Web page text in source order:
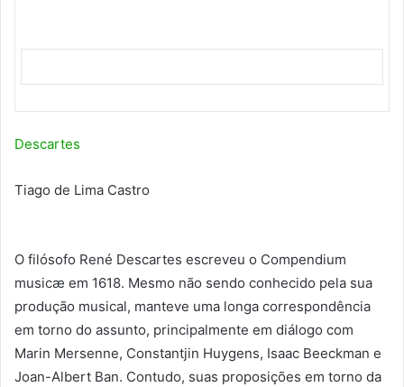
Descartes
Tiago de Lima Castro
O filósofo René Descartes escreveu o Compendium
musicæ em 1618. Mesmo não sendo conhecido pela sua
produção musical, manteve uma longa correspondência
em torno do assunto, principalmente em diálogo com
Marin Mersenne, Constantjin Huygens, Isaac Beeckman e
Joan-Albert Ban. Contudo, suas proposições em torno da